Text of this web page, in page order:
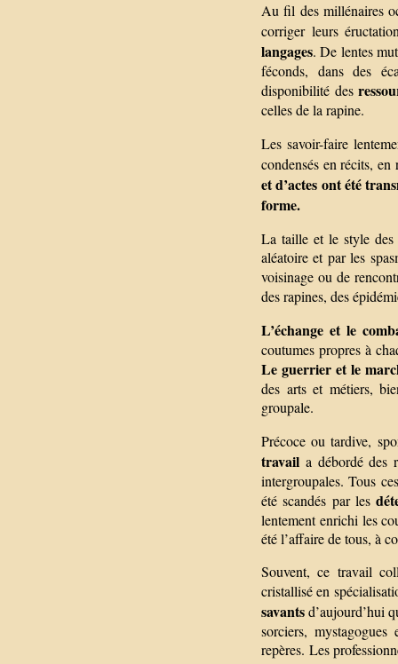
Au fil des millénaires
corriger leurs
langages. De lentes
féconds, dans des
disponibilité des
celles de la rapine.
Les savoir-faire
condensés en récits,
et d’actes ont été
forme.
La taille et le style des
aléatoire et par les
voisinage ou de
des rapines, des
L’échange et le
coutumes propres à
Le guerrier et le
des arts et métiers,
groupale.
Précoce ou tardive,
travail a débordé des
intergroupales. Tous
été scandés par les
lentement enrichi les
été l’affaire de tous, à
Souvent, ce travail
cristallisé en
savantsd’aujourd’hui
sorciers,
repères. Les